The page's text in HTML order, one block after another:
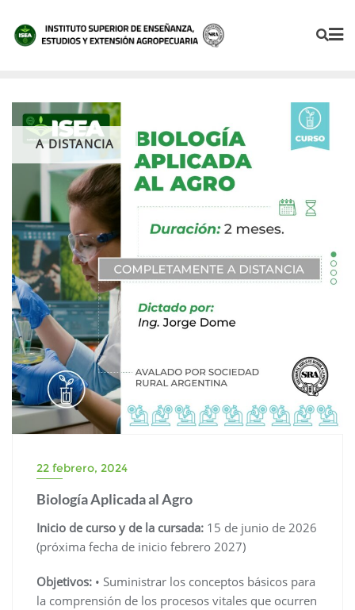
A DISTANCIA
22 febrero, 2024
Biología Aplicada al Agro
Inicio de curso y de la cursada: 15 de junio de 2026
(próxima fecha de inicio febrero 2027)
Objetivos: • Suministrar los conceptos básicos para
la comprensión de los procesos vitales que ocurren